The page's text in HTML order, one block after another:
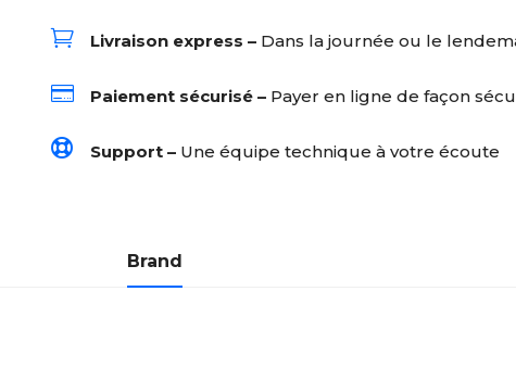
TISSU
POUR
B100
 Livraison express – Dans la journée ou le
 Paiement sécurisé – Payer en ligne de façon
 Support – Une équipe technique à votre écoute
Brand